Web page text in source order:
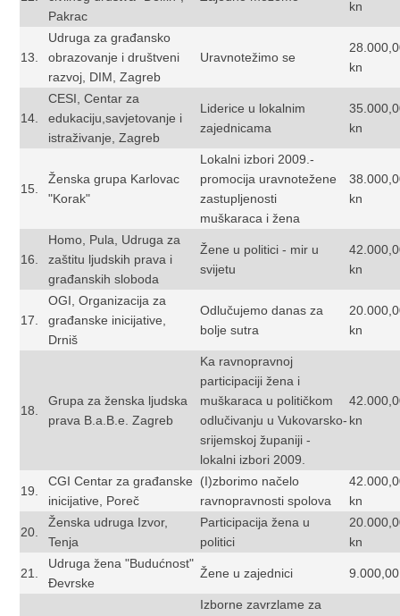
Pakrac
kn
13.
Udruga za građansko
obrazovanje i društveni
razvoj, DIM, Zagreb
Uravnotežimo se
kn
14.
CESI, Centar za
edukaciju,savjetovanje i
istraživanje, Zagreb
Liderice u lokalnim
zajednicama
kn
15.
Ženska grupa Karlovac
"Korak"
Lokalni izbori 2009.-
promocija uravnotežene
zastupljenosti
muškaraca i žena
kn
16.
Homo, Pula, Udruga za
zaštitu ljudskih prava i
građanskih sloboda
Žene u politici - mir u
svijetu
kn
17.
OGI, Organizacija za
građanske inicijative,
Drniš
Odlučujemo danas za
bolje sutra
kn
18.
Grupa za ženska ljudska
prava B.a.B.e. Zagreb
Ka ravnopravnoj
participaciji žena i
muškaraca u političkom
odlučivanju u Vukovarsko-
srijemskoj županiji -
lokalni izbori 2009.
kn
19.
CGI Centar za građanske
inicijative, Poreč
(I)zborimo načelo
ravnopravnosti spolova
kn
20.
Ženska udruga Izvor,
Tenja
Participacija žena u
politici
kn
21.
Udruga žena "Budućnost"
Đevrske
Žene u zajednici
Izborne zavrzlame za